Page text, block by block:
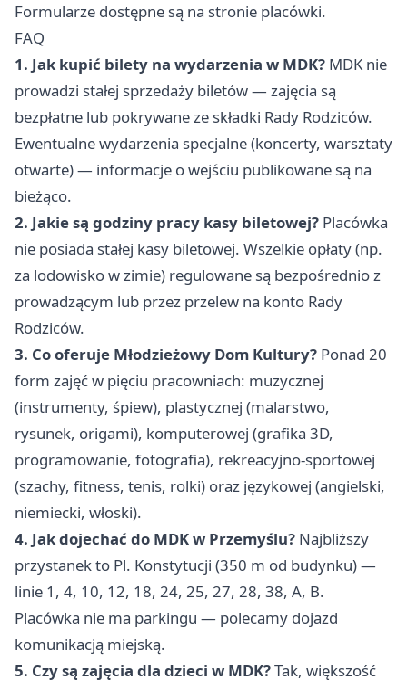
Formularze dostępne są na stronie placówki.
FAQ
1. Jak kupić bilety na wydarzenia w MDK? MDK nie
prowadzi stałej sprzedaży biletów — zajęcia są
bezpłatne lub pokrywane ze składki Rady Rodziców.
Ewentualne wydarzenia specjalne (koncerty, warsztaty
otwarte) — informacje o wejściu publikowane są na
bieżąco.
2. Jakie są godziny pracy kasy biletowej? Placówka
nie posiada stałej kasy biletowej. Wszelkie opłaty (np.
za lodowisko w zimie) regulowane są bezpośrednio z
prowadzącym lub przez przelew na konto Rady
Rodziców.
3. Co oferuje Młodzieżowy Dom Kultury? Ponad 20
form zajęć w pięciu pracowniach: muzycznej
(instrumenty, śpiew), plastycznej (malarstwo,
rysunek, origami), komputerowej (grafika 3D,
programowanie, fotografia), rekreacyjno-sportowej
(szachy, fitness, tenis, rolki) oraz językowej (angielski,
niemiecki, włoski).
4. Jak dojechać do MDK w Przemyślu? Najbliższy
przystanek to Pl. Konstytucji (350 m od budynku) —
linie 1, 4, 10, 12, 18, 24, 25, 27, 28, 38, A, B.
Placówka nie ma parkingu — polecamy dojazd
komunikacją miejską.
5. Czy są zajęcia dla dzieci w MDK?Tak, większość